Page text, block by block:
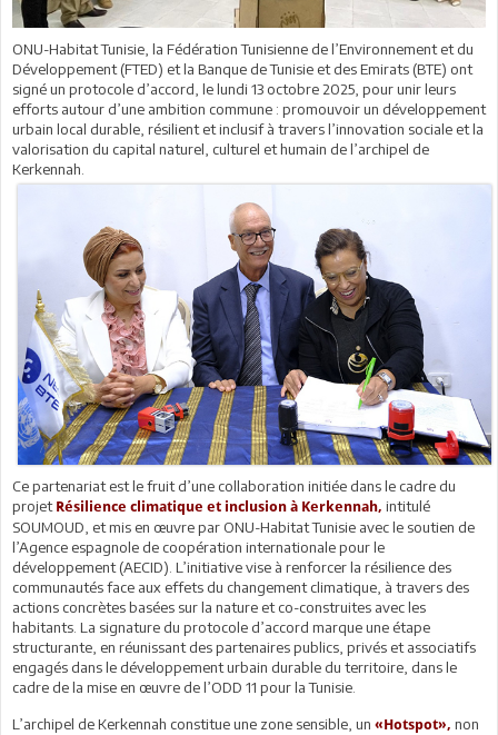
ONU-Habitat Tunisie, la Fédération Tunisienne de l’Environnement et du
Développement (FTED) et la Banque de Tunisie et des Emirats (BTE) ont
signé un protocole d’accord, le lundi 13 octobre 2025, pour unir leurs
efforts autour d’une ambition commune : promouvoir un développement
urbain local durable, résilient et inclusif à travers l’innovation sociale et la
valorisation du capital naturel, culturel et humain de l’archipel de
Kerkennah.
Ce partenariat est le fruit d’une collaboration initiée dans le cadre du
projet Résilience climatique et inclusion à Kerkennah, intitulé
SOUMOUD, et mis en œuvre par ONU-Habitat Tunisie avec le soutien de
l’Agence espagnole de coopération internationale pour le
développement (AECID). L’initiative vise à renforcer la résilience des
communautés face aux effets du changement climatique, à travers des
actions concrètes basées sur la nature et co-construites avec les
habitants. La signature du protocole d’accord marque une étape
structurante, en réunissant des partenaires publics, privés et associatifs
engagés dans le développement urbain durable du territoire, dans le
cadre de la mise en œuvre de l’ODD 11 pour la Tunisie.
L’archipel de Kerkennah constitue une zone sensible, un «Hotspot», non